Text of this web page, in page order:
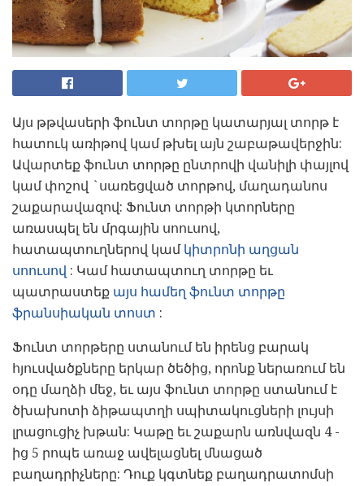
Այս թթվասերի ֆունտ տորթը կատարյալ տորթ է
հատուկ առիթով կամ թխել այն շաբաթավերջին:
Ավարտեք ֆունտ տորթը ընտրովի վանիլի փայլով
կամ փոշով `սառեցված տորթով, մաղադանոս
շաքարավազով: Ֆունտ տորթի կտորները
առասպել են մրգային սոուսով,
հատապտուղներով կամ կիտրոնի աղցան
սոուսով : Կամ հատապտուղ տորթը եւ
պատրաստեք այս համեղ ֆունտ տորթը
ֆրանսիական տոստ :
Ֆունտ տորթերը ստանում են իրենց բարակ
հյուսվածքները երկար ծեծից, որոնք ներառում են
օդը մաղձի մեջ, եւ այս ֆունտ տորթը ստանում է
ծխախոտի ձիթապտղի սպիտակուցների լույսի
լրացուցիչ խթան: Կաթը եւ շաքարն առնվազն 4 -
ից 5 րոպե առաջ ավելացնել մնացած
բաղադրիչները: Դուք կգտնեք բաղադրատոմսի